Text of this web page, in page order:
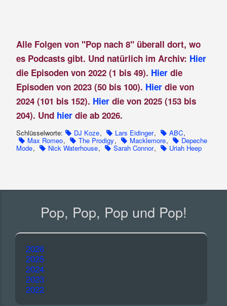
Alle Folgen von "Pop nach 8" überall dort, wo
es Podcasts gibt. Und natürlich im Archiv: Hier
die Episoden von 2022 (1 bis 49). Hierdie
Episoden von 2023 (50 bis 100). Hier die von
2024 (101 bis 152). Hier die von 2025 (153 bis
204). Und hier die ab 2026.
Schlüsselworte: DJ Koze, Lars Eidinger, ABC,
Max Romeo, The Prodigy, Macklemore, Depeche
Mode, Nick Waterhouse, Sarah Connor, Uriah Heep
Pop, Pop, Pop und Pop!
2026
2025
2024
2023
2022